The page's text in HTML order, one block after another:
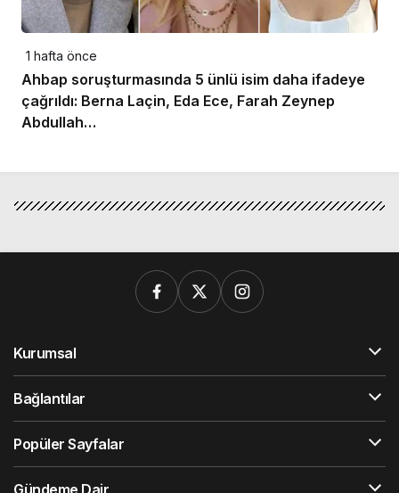
1 hafta önce
Ahbap soruşturmasında 5 ünlü isim daha ifadeye
çağrıldı: Berna Laçin, Eda Ece, Farah Zeynep
Abdullah…
Kurumsal
Bağlantılar
Popüler Sayfalar